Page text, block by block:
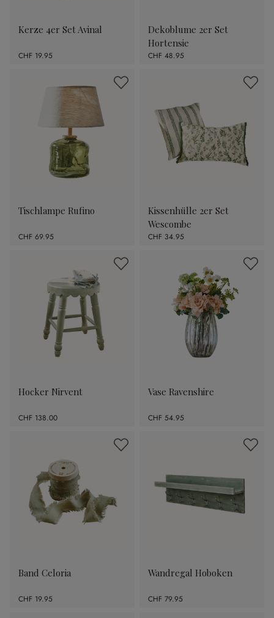
Kerze 4er Set Avinal
CHF 19.95
Dekoblume 2er Set
Hortensie
CHF 48.95
Tischlampe Rufino
CHF 69.95
Kissenhülle 2er Set
Wescombe
CHF 34.95
Hocker Nirvent
CHF 138.00
Vase Ravenshire
CHF 54.95
Band Celoria
CHF 19.95
Wandregal Hoboken
CHF 79.95